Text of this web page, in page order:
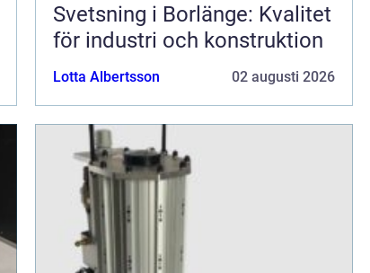
Svetsning i Borlänge: Kvalitet
för industri och konstruktion
Lotta Albertsson 02 augusti 2026